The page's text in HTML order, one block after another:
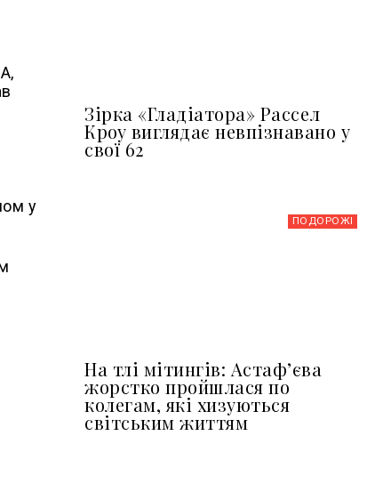
у
Зірка «Гладіатора» Рассел
Кроу виглядає невпізнавано у
свої 62
ПОДОРОЖІ
На тлі мітингів: Астафʼєва
жорстко пройшлася по
колегам, які хизуються
світським життям